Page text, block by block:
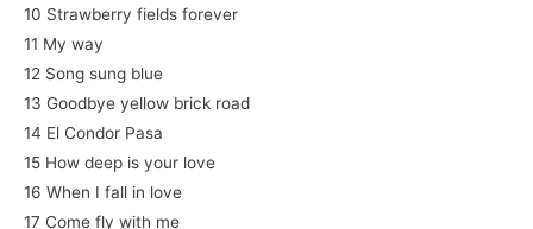
10 Strawberry fields forever
11 My way
12 Song sung blue
13 Goodbye yellow brick road
14 El Condor Pasa
15 How deep is your love
16 When I fall in love
17 Come fly with me